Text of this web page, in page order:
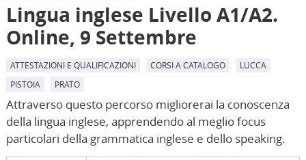
Lingua inglese Livello A1/A2.
Online, 9 Settembre
ATTESTAZIONI E QUALIFICAZIONI CORSI A CATALOGO
LUCCA
PISTOIA
PRATO
Attraverso questo percorso migliorerai la conoscenza
della lingua inglese, apprendendo al meglio focus
particolari della grammatica inglese e dello speaking.